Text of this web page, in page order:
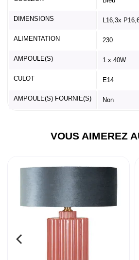
DIMENSIONS L16,3x
ALIMENTATION 230
AMPOULE(S) 1 x 40W
CULOT E14
AMPOULE(S) FOURNIE(S) Non
VOUS AIMEREZ